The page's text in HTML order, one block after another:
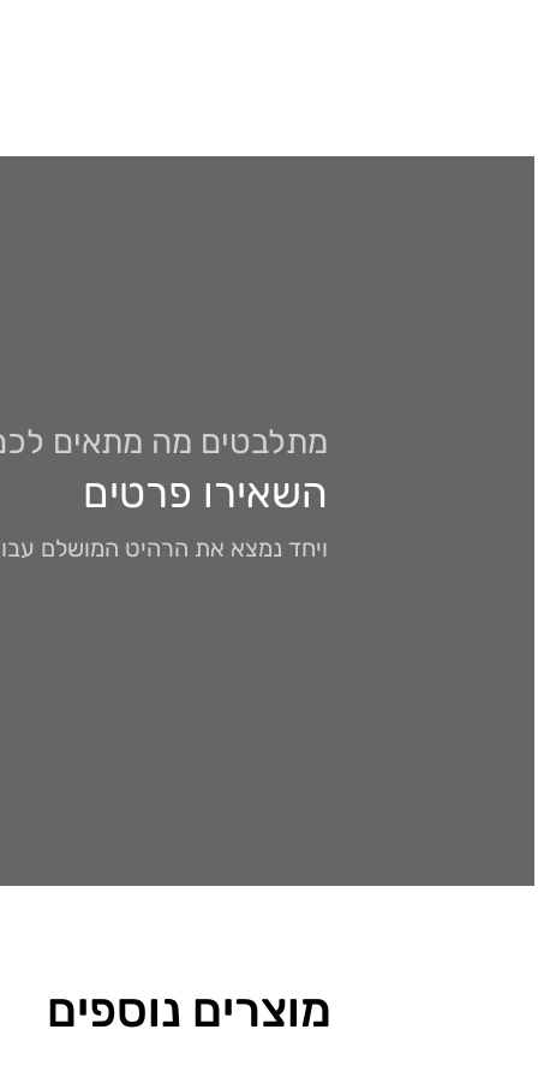
מתלבטים מה מתאים
השאירו פרטים
ויחד נמצא את הרהיט המושלם
מוצרים נוספים